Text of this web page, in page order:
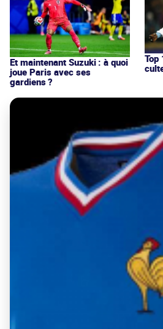
Et maintenant Suzuki : à quoi
joue Paris avec ses
gardiens ?
Top